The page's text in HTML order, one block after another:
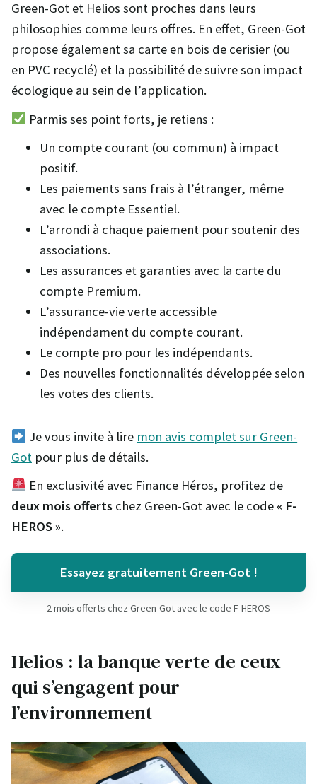
Green-Got et Helios sont proches dans leurs
philosophies comme leurs offres. En effet, Green-Got
propose également sa carte en bois de cerisier (ou
en PVC recyclé) et la possibilité de suivre son impact
écologique au sein de l’application.
Parmis ses point forts, je retiens :
Un compte courant (ou commun) à impact
positif.
Les paiements sans frais à l’étranger, même
avec le compte Essentiel.
L’arrondi à chaque paiement pour soutenir des
associations.
Les assurances et garanties avec la carte du
compte Premium.
L’assurance-vie verte accessible
indépendament du compte courant.
Le compte pro pour les indépendants.
Des nouvelles fonctionnalités développée selon
les votes des clients.
Je vous invite à lire mon avis complet sur Green-
Got pour plus de détails.
En exclusivité avec Finance Héros, profitez de
deux mois offerts chez Green-Got avec le code « F-
HEROS ».
Essayez gratuitement Green-Got !
2 mois offerts chez Green-Got avec le code F-HEROS
Helios : la banque verte de ceux
qui s’engagent pour
l’environnement